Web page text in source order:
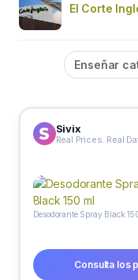
El Corte
Enseñar
Sivix
Real Prices. Real
Consulta los